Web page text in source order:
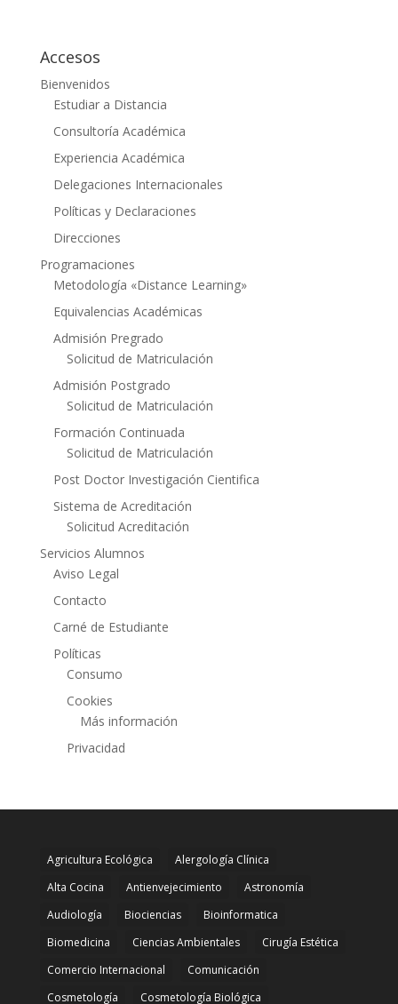
Accesos
Bienvenidos
Estudiar a Distancia
Consultoría Académica
Experiencia Académica
Delegaciones Internacionales
Políticas y Declaraciones
Direcciones
Programaciones
Metodología «Distance Learning»
Equivalencias Académicas
Admisión Pregrado
Solicitud de Matriculación
Admisión Postgrado
Solicitud de Matriculación
Formación Continuada
Solicitud de Matriculación
Post Doctor Investigación Cientifica
Sistema de Acreditación
Solicitud Acreditación
Servicios Alumnos
Aviso Legal
Contacto
Carné de Estudiante
Políticas
Consumo
Cookies
Más información
Privacidad
Agricultura Ecológica
Alergología Clínica
Alta Cocina
Antienvejecimiento
Astronomía
Audiología
Biociencias
Bioinformatica
Biomedicina
Ciencias Ambientales
Cirugía Estética
Comercio Internacional
Comunicación
Cosmetología
Cosmetología Biológica